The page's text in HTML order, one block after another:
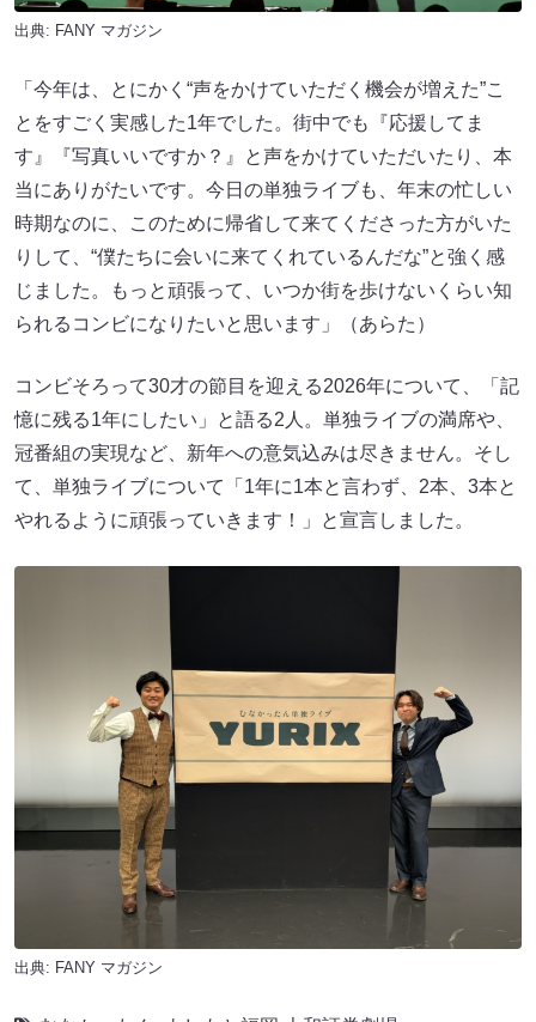
出典: FANY マガジン
「今年は、とにかく“声をかけていただく機会が増えた”こ
とをすごく実感した1年でした。街中でも『応援してま
す』『写真いいですか？』と声をかけていただいたり、本
当にありがたいです。今日の単独ライブも、年末の忙しい
時期なのに、このために帰省して来てくださった方がいた
りして、“僕たちに会いに来てくれているんだな”と強く感
じました。もっと頑張って、いつか街を歩けないくらい知
られるコンビになりたいと思います」（あらた）
コンビそろって30才の節目を迎える2026年について、「記
憶に残る1年にしたい」と語る2人。単独ライブの満席や、
冠番組の実現など、新年への意気込みは尽きません。そし
て、単独ライブについて「1年に1本と言わず、2本、3本と
やれるように頑張っていきます！」と宣言しました。
出典: FANY マガジン